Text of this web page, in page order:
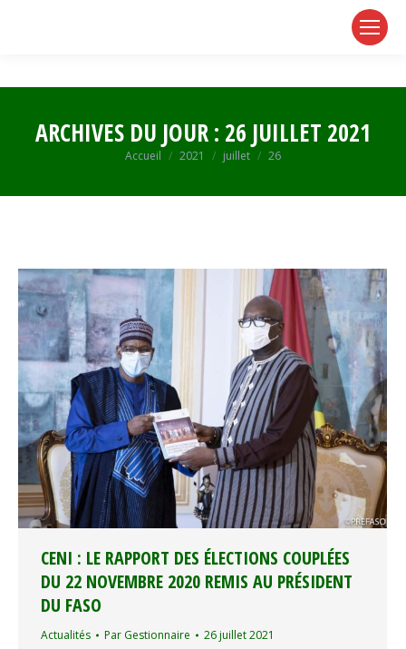
ARCHIVES DU JOUR : 26 JUILLET 2021
Vous êtes ici :
Accueil 2021 juillet 26
CENI : LE RAPPORT DES ÉLECTIONS COUPLÉES
DU 22 NOVEMBRE 2020 REMIS AU PRÉSIDENT
DU FASO
Actualités Par Gestionnaire 26 juillet 2021